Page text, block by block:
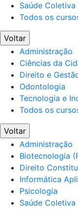
Saúde Coletiva
Todos os
Voltar
Administração
Ciências da
Direito e
Odontologia
Tecnologia e
Todos os
Voltar
Administração
Biotecnologia
Direito
Informática
Psicologia
Saúde Coletiva